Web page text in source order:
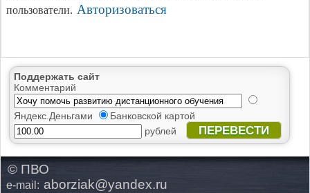
пользователи. Авторизоваться
Поддержать сайт
Комментарий
Яндекс.Деньгами
Банковской картой
рублей
ПЕРЕВЕСТИ
© ПВО
e-mail: aborziak@yandex.ru